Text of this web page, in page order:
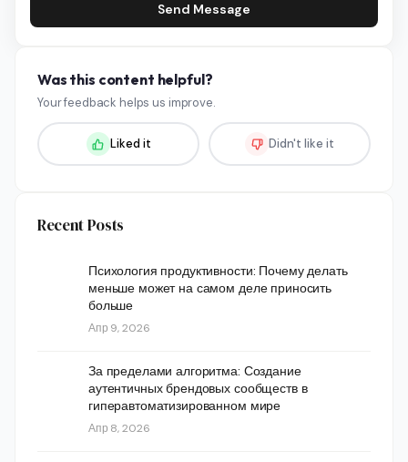
Send Message
Was this content helpful?
Your feedback helps us improve.
Liked it Didn't like it
Recent Posts
Психология продуктивности: Почему делать
меньше может на самом деле приносить
больше
Апр 9, 2026
За пределами алгоритма: Создание
аутентичных брендовых сообществ в
гиперавтоматизированном мире
Апр 8, 2026